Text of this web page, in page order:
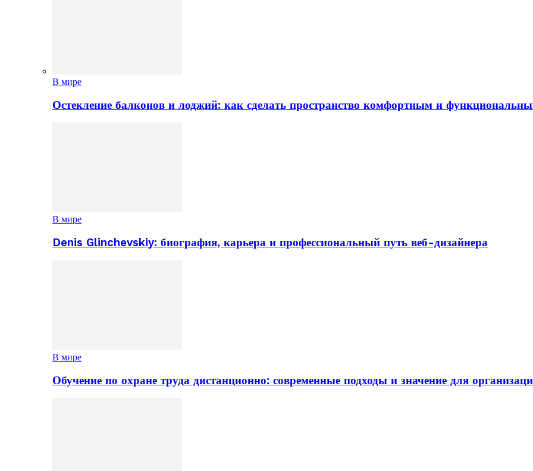
В мире
Остекление балконов и лоджий: как сделать пространство комфортным и
В мире
Denis Glinchevskiy: биография, карьера и профессиональный путь веб-дизайнера
В мире
Обучение по охране труда дистанционно: современные подходы и значение для